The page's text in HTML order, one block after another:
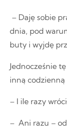
– Daję sobie
dnia, pod
buty i wyjdę
Jednocześnie
inną
– I ile razy
– Ani razu –